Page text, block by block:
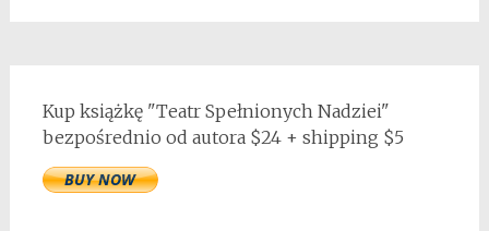
Kup książkę "Teatr Spełnionych Nadziei"
bezpośrednio od autora $24 + shipping $5